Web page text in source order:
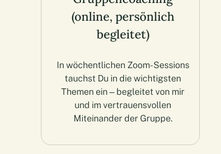
(online, persönlich
begleitet)
In wöchentlichen Zoom-Sessions
tauchst Du in die wichtigsten
Themen ein – begleitet von mir
und im vertrauensvollen
Miteinander der Gruppe.